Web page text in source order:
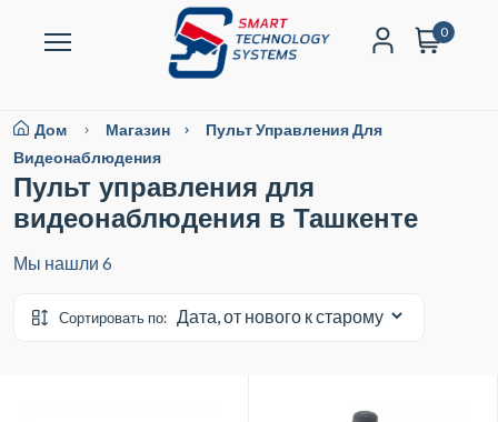
0
Дом Магазин
Пульт Управления Для
Видеонаблюдения
Пульт управления для
видеонаблюдения в Ташкенте
Мы нашли 6
Сортировать по: